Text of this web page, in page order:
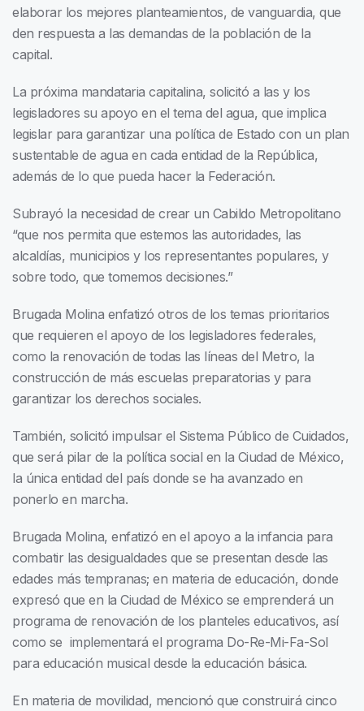
elaborar los mejores planteamientos, de vanguardia, que
den respuesta a las demandas de la población de la
capital.
La próxima mandataria capitalina, solicitó a las y los
legisladores su apoyo en el tema del agua, que implica
legislar para garantizar una política de Estado con un plan
sustentable de agua en cada entidad de la República,
además de lo que pueda hacer la Federación.
Subrayó la necesidad de crear un Cabildo Metropolitano
“que nos permita que estemos las autoridades, las
alcaldías, municipios y los representantes populares, y
sobre todo, que tomemos decisiones.”
Brugada Molina enfatizó otros de los temas prioritarios
que requieren el apoyo de los legisladores federales,
como la renovación de todas las líneas del Metro, la
construcción de más escuelas preparatorias y para
garantizar los derechos sociales.
También, solicitó impulsar el Sistema Público de Cuidados,
que será pilar de la política social en la Ciudad de México,
la única entidad del país donde se ha avanzado en
ponerlo en marcha.
Brugada Molina, enfatizó en el apoyo a la infancia para
combatir las desigualdades que se presentan desde las
edades más tempranas; en materia de educación, donde
expresó que en la Ciudad de México se emprenderá un
programa de renovación de los planteles educativos, así
como se implementará el programa Do-Re-Mi-Fa-Sol
para educación musical desde la educación básica.
En materia de movilidad, mencionó que construirá cinco